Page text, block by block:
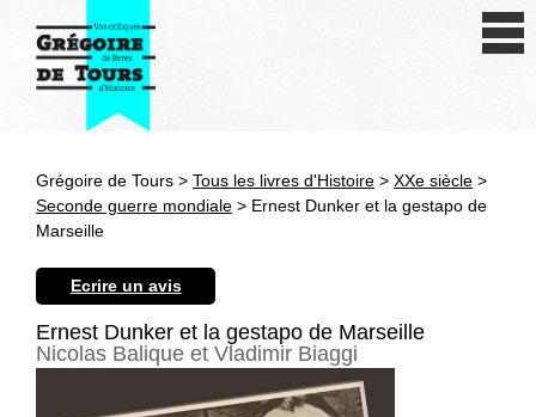
Antiquité
Révolution et XIXe siècle
XXe siècle
Grégoire de Tours > Tous les livres d'Histoire > XXe siècle >
Seconde guerre mondiale > Ernest Dunker et la gestapo de
Marseille
Ecrire un avis
Ernest Dunker et la gestapo de Marseille
Nicolas Balique et Vladimir Biaggi